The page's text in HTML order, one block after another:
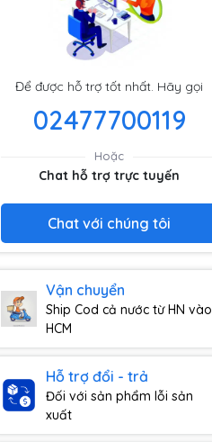
Để được hỗ trợ tốt nhất. Hãy gọi
02477700119
Hoặc
Chat hỗ trợ trực tuyến
Chat với chúng tôi
Vận chuyển
Ship Cod cả nước từ HN vào
HCM
Hỗ trợ đổi - trả
Đối với sản phẩm lỗi sản
xuất